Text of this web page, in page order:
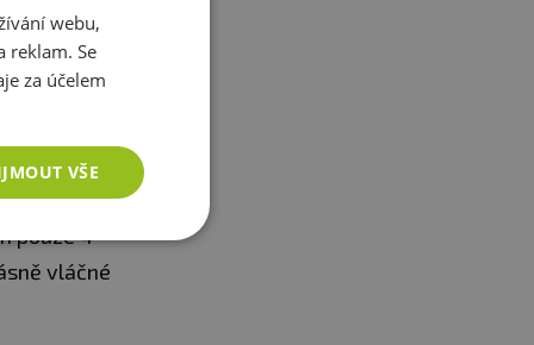
Budete
je
kávě.
pouze 4
vláčné
webu,
reklam. Se
za účelem
VŠE